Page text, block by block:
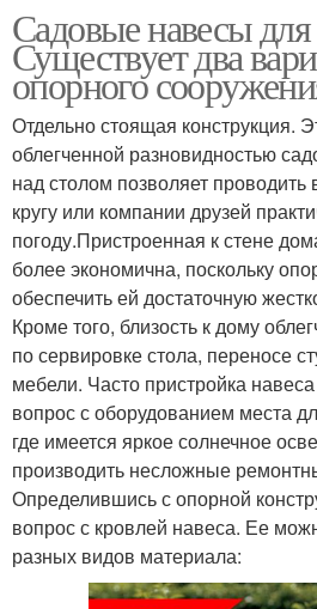
Садовые навесы для
Существует два
опорного
Отдельно стоящая конструкция.
облегченной разновидностью
над столом позволяет
кругу или компании друзей
погоду.Пристроенная к стене
более экономична, поскольку
обеспечить ей достаточную
Кроме того, близость к дому
по сервировке стола, переносе
мебели. Часто пристройка
вопрос с оборудованием места
где имеется яркое солнечное
производить несложные
Определившись с опорной
вопрос с кровлей навеса. Ее
разных видов материала: